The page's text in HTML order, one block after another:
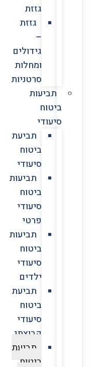
גזזת
גזזת
–
גידולים
ומחלות
סרטניות
תביעות
ביטוח
סיעודי
תביעת
ביטוח
סיעודי
תביעות
ביטוח
סיעודי
פרטי
תביעות
ביטוח
סיעודי
ילדים
תביעת
ביטוח
סיעודי
קבוצתי
תביעת
ביטוח